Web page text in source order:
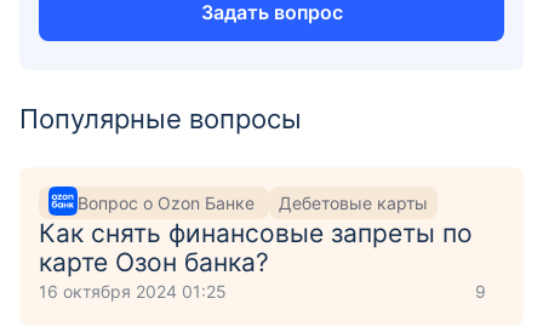
Задать вопрос
Популярные вопросы
Вопрос о Ozon Банке Дебетовые карты
Как снять финансовые запреты по
карте Озон банка?
16 октября 2024 01:25 9